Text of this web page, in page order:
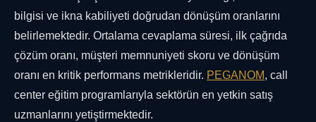
bilgisi ve ikna kabiliyeti doğrudan dönüşüm oranlarını
belirlemektedir. Ortalama cevaplama süresi, ilk çağrıda
çözüm oranı, müşteri memnuniyeti skoru ve dönüşüm
oranı en kritik performans metrikleridir. PEGANOM, call
center eğitim programlarıyla sektörün en yetkin satış
uzmanlarını yetiştirmektedir.